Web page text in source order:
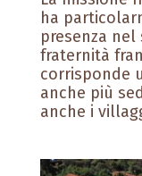
ha
presenza
fraternità
corrisponde
anche più
anche i